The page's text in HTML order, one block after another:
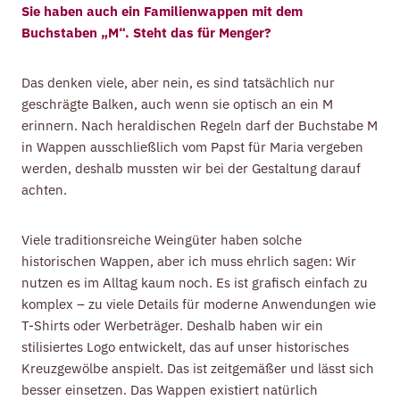
Sie haben auch ein Familienwappen mit dem
Buchstaben „M“. Steht das für Menger?
Das denken viele, aber nein, es sind tatsächlich nur
geschrägte Balken, auch wenn sie optisch an ein M
erinnern. Nach heraldischen Regeln darf der Buchstabe M
in Wappen ausschließlich vom Papst für Maria vergeben
werden, deshalb mussten wir bei der Gestaltung darauf
achten.
Viele traditionsreiche Weingüter haben solche
historischen Wappen, aber ich muss ehrlich sagen: Wir
nutzen es im Alltag kaum noch. Es ist grafisch einfach zu
komplex – zu viele Details für moderne Anwendungen wie
T-Shirts oder Werbeträger. Deshalb haben wir ein
stilisiertes Logo entwickelt, das auf unser historisches
Kreuzgewölbe anspielt. Das ist zeitgemäßer und lässt sich
besser einsetzen. Das Wappen existiert natürlich